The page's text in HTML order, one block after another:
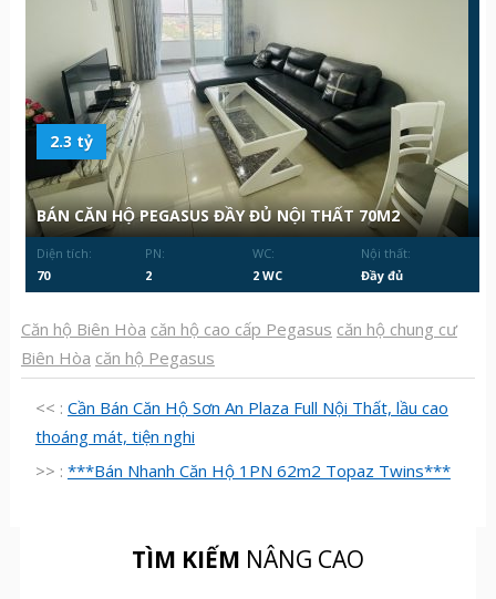
2.3 tỷ
BÁN CĂN HỘ PEGASUS ĐẦY ĐỦ NỘI THẤT 70M2
Diện tích:
70
PN:
2
WC:
2 WC
Nội thất:
Đầy đủ
Căn hộ Biên Hòa căn hộ cao cấp Pegasus căn hộ chung cư
Biên Hòa căn hộ Pegasus
<< : Cần Bán Căn Hộ Sơn An Plaza Full Nội Thất, lầu cao
thoáng mát, tiện nghi
>> : ***Bán Nhanh Căn Hộ 1PN 62m2 Topaz Twins***
TÌM KIẾM NÂNG CAO